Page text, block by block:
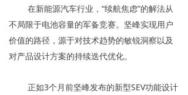
在新能源汽车行业，“续航焦虑”的解法从
不局限于电池容量的军备竞赛。坚峰实现用户
价值的路径，源于对技术趋势的敏锐洞察以及
对产品设计方案的持续迭代优化。
正如3个月前坚峰发布的新型SEV功能设计